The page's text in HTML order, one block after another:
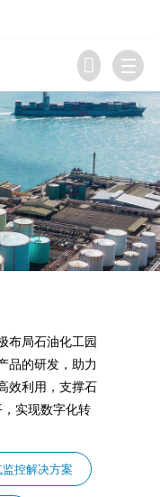

布局石油化工园
品的研发，助力
效利用，支撑石
实现数字化转
监控解决方案